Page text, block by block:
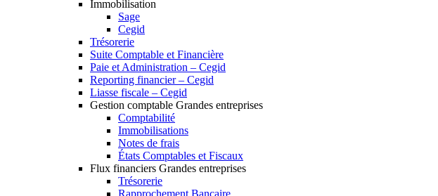
Immobilisation
Sage
Cegid
Trésorerie
Suite Comptable et Financière
Paie et Administration – Cegid
Reporting financier – Cegid
Liasse fiscale – Cegid
Gestion comptable Grandes entreprises
Comptabilité
Immobilisations
Notes de frais
États Comptables et Fiscaux
Flux financiers Grandes entreprises
Trésorerie
Rapprochement Bancaire